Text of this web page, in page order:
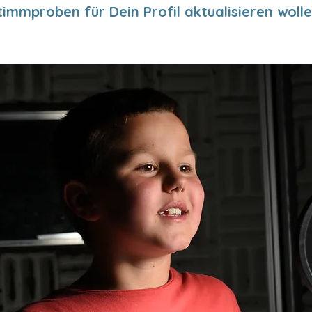
für Dein Profil aktualisieren